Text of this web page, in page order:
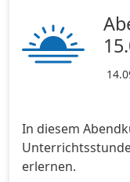
In diesem
erlernen.